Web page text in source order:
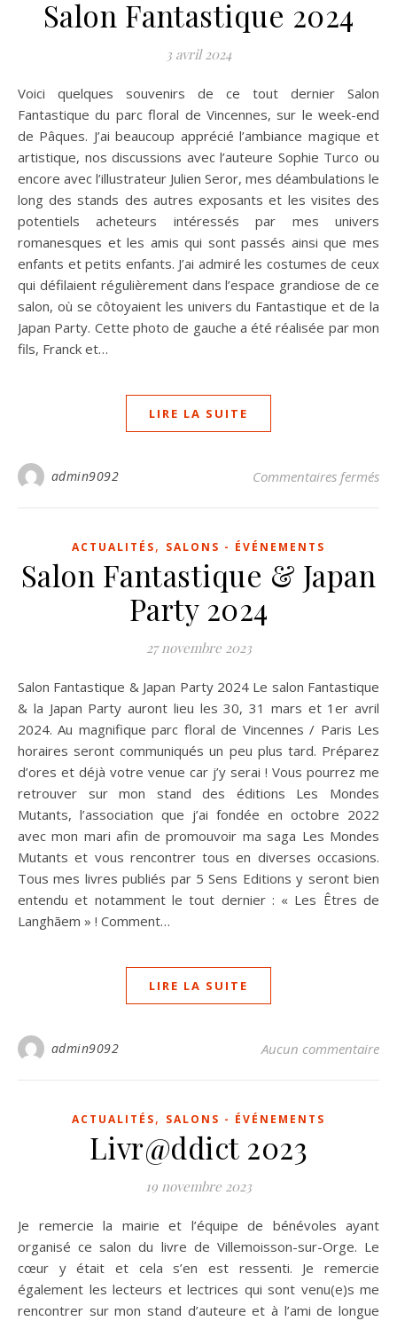
Salon Fantastique 2024
3 avril 2024
Voici quelques souvenirs de ce tout dernier Salon
Fantastique du parc floral de Vincennes, sur le week-end
de Pâques. J’ai beaucoup apprécié l’ambiance magique et
artistique, nos discussions avec l’auteure Sophie Turco ou
encore avec l’illustrateur Julien Seror, mes déambulations le
long des stands des autres exposants et les visites des
potentiels acheteurs intéressés par mes univers
romanesques et les amis qui sont passés ainsi que mes
enfants et petits enfants. J’ai admiré les costumes de ceux
qui défilaient régulièrement dans l’espace grandiose de ce
salon, où se côtoyaient les univers du Fantastique et de la
Japan Party. Cette photo de gauche a été réalisée par mon
fils, Franck et…
LIRE LA SUITE
admin9092 Commentaires fermés
ACTUALITÉS, SALONS - ÉVÉNEMENTS
Salon Fantastique & Japan
Party 2024
27 novembre 2023
Salon Fantastique & Japan Party 2024 Le salon Fantastique
& la Japan Party auront lieu les 30, 31 mars et 1er avril
2024. Au magnifique parc floral de Vincennes / Paris Les
horaires seront communiqués un peu plus tard. Préparez
d’ores et déjà votre venue car j’y serai ! Vous pourrez me
retrouver sur mon stand des éditions Les Mondes
Mutants, l’association que j’ai fondée en octobre 2022
avec mon mari afin de promouvoir ma saga Les Mondes
Mutants et vous rencontrer tous en diverses occasions.
Tous mes livres publiés par 5 Sens Editions y seront bien
entendu et notamment le tout dernier : « Les Êtres de
Langhãem » ! Comment…
LIRE LA SUITE
admin9092 Aucun commentaire
ACTUALITÉS, SALONS - ÉVÉNEMENTS
Livr@ddict 2023
19 novembre 2023
Je remercie la mairie et l’équipe de bénévoles ayant
organisé ce salon du livre de Villemoisson-sur-Orge. Le
cœur y était et cela s’en est ressenti. Je remercie
également les lecteurs et lectrices qui sont venu(e)s me
rencontrer sur mon stand d’auteure et à l’ami de longue